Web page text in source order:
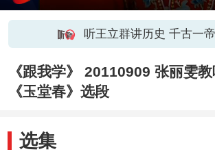
听王立群讲历史 千古一
《跟我学》 20110909 张丽雯教
《玉堂春》选段
选集